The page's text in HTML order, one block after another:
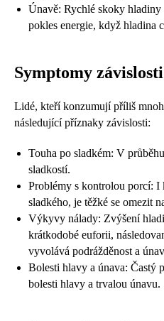
Únavě: Rychlé skoky
pokles energie, když hladina
Symptomy
Lidé, kteří konzumují příliš
následující příznaky závislosti:
Touha po sladkém: V
sladkostí.
Problémy s kontrolou porcí: I
sladkého, je těžké se omezit
Výkyvy nálady: Zvýšení
krátkodobé euforii,
vyvolává podrážděnost a
Bolesti hlavy a únava: Častý
bolesti hlavy a trvalou únavu.